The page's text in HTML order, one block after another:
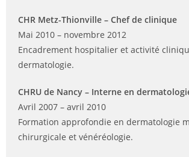
CHR Metz-Thionville – Chef de clinique
Mai 2010 – novembre 2012
Encadrement hospitalier et activité
dermatologie.
CHRU de Nancy – Interne en
Avril 2007 – avril 2010
Formation approfondie en dermatologie
chirurgicale et vénéréologie.